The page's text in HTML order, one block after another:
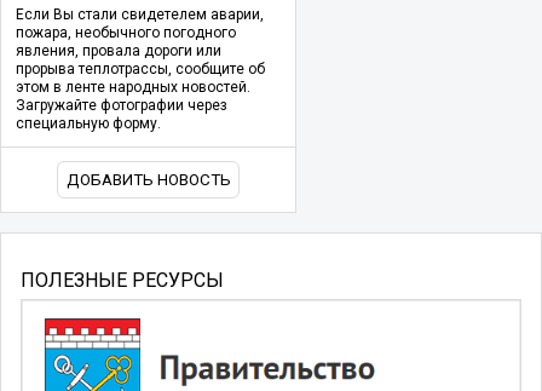
Если Вы стали свидетелем аварии,
пожара, необычного погодного
явления, провала дороги или
прорыва теплотрассы, сообщите об
этом в ленте народных новостей.
Загружайте фотографии через
специальную форму.
ДОБАВИТЬ НОВОСТЬ
ПОЛЕЗНЫЕ РЕСУРСЫ